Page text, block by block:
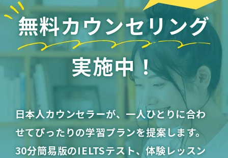
無料カウンセリング
実施中！
日本人カウンセラーが、一人ひとりに合わ
せてぴったりの学習プランを提案します。
30分簡易版のIELTSテスト、体験レッスン